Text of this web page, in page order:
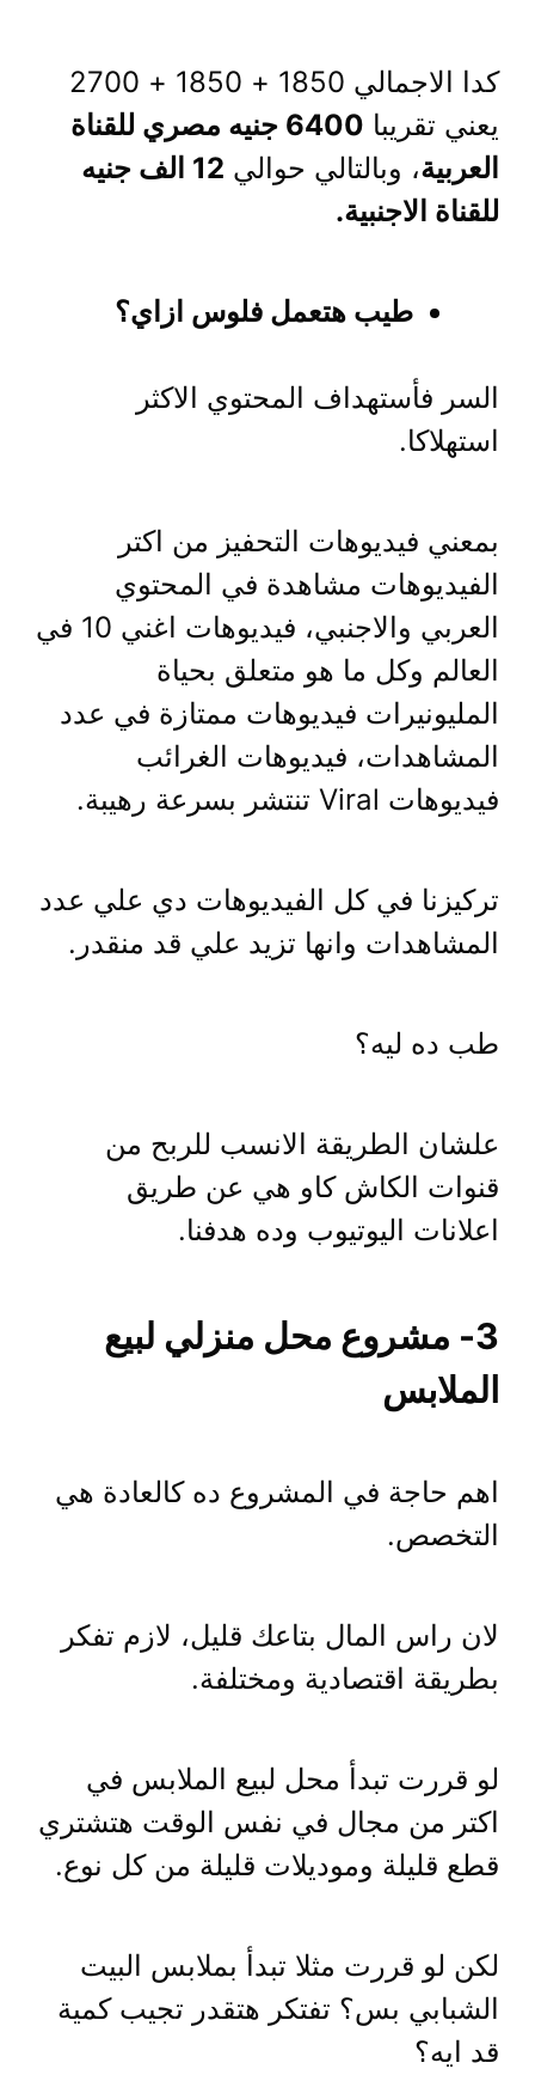
كدا الاجمالي 1850 + 1850 + 2700
يعني تقريبا
6400 جنيه مصري للقناة
العربية، وبالتالي حوالي
12 الف جنيه
للقناة الاجنبية.
طيب هتعمل فلوس ازاي؟
السر فأستهداف المحتوي الاكثر
استهلاكا.
بمعني فيديوهات التحفيز من اكتر
الفيديوهات مشاهدة في المحتوي
العربي والاجنبي، فيديوهات اغني 10 في
العالم وكل ما هو متعلق بحياة
المليونيرات فيديوهات ممتازة في عدد
المشاهدات، فيديوهات الغرائب
فيديوهات Viral تنتشر بسرعة رهيبة.
تركيزنا في كل الفيديوهات دي علي عدد
المشاهدات وانها تزيد علي قد منقدر.
طب ده ليه؟
علشان الطريقة الانسب للربح من
قنوات الكاش كاو هي عن طريق
اعلانات اليوتيوب وده هدفنا.
3- مشروع محل منزلي لبيع
الملابس
اهم حاجة في المشروع ده كالعادة هي
التخصص.
لان راس المال بتاعك قليل، لازم تفكر
بطريقة اقتصادية ومختلفة.
لو قررت تبدأ محل لبيع الملابس في
اكتر من مجال في نفس الوقت هتشتري
قطع قليلة وموديلات قليلة من كل نوع.
لكن لو قررت مثلا تبدأ بملابس البيت
الشبابي بس؟ تفتكر هتقدر تجيب كمية
قد ايه؟